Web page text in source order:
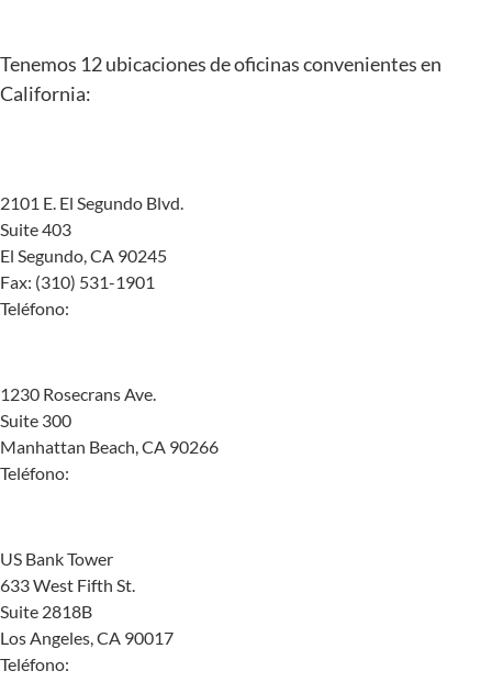
Tenemos 12ubicaciones de oficinas convenientesen
California:
2101 E. El Segundo Blvd.
Suite 403
El Segundo, CA 90245
Fax: (310) 531-1901
Teléfono:
1230 Rosecrans Ave.
Suite 300
Manhattan Beach, CA 90266
Teléfono:
US Bank Tower
633 West Fifth St.
Suite 2818B
Los Angeles, CA 90017
Teléfono: